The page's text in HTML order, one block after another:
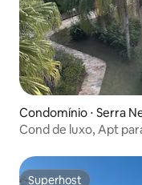
Condomínio ⋅ Serra
Cond de luxo, Apt
Superhost